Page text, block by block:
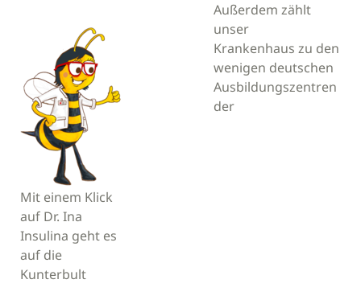
Mit einem Klick
auf Dr. Ina
Insulina geht es
auf die
Kunterbult
Außerdem zählt
unser
Krankenhaus zu den
wenigen deutschen
Ausbildungszentren
der